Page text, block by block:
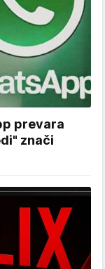
prevara
znači